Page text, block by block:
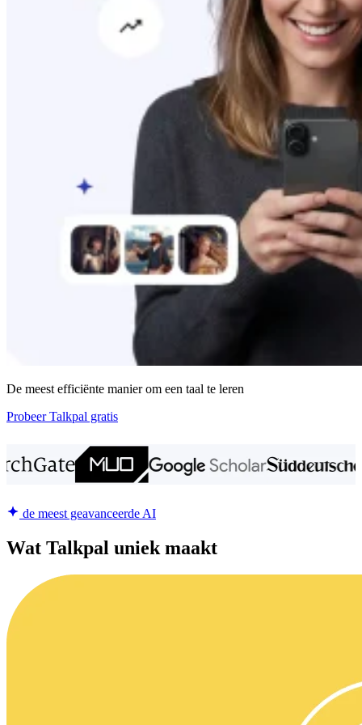
De meest efficiënte manier om een taal te leren
Probeer Talkpal gratis
de meest geavanceerde AI
Wat Talkpal uniek maakt